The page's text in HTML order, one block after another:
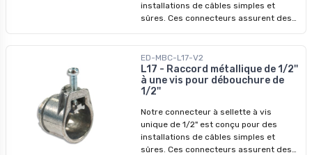
installations de câbles simples et
sûres. Ces connecteurs assurent des
configuration à vis unique simplifie le
processus d'installation tout en
garantissant un maintien sûr. Ils sont
idéaux pour les projets de câblage
commerciaux.
ED-MBC-L17-V2
L17 - Raccord métallique de 1/2''
à une vis pour débouchure de
1/2''
Notre connecteur à sellette à vis
unique de 1/2" est conçu pour des
installations de câbles simples et
sûres. Ces connecteurs assurent des